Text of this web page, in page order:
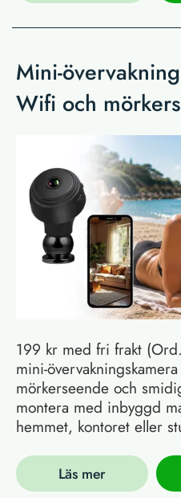
Mini-
Wifi och
199 kr med fri frakt
mini-
mörkerseende och
montera med inbyggd
hemmet, kontoret eller
Läs mer